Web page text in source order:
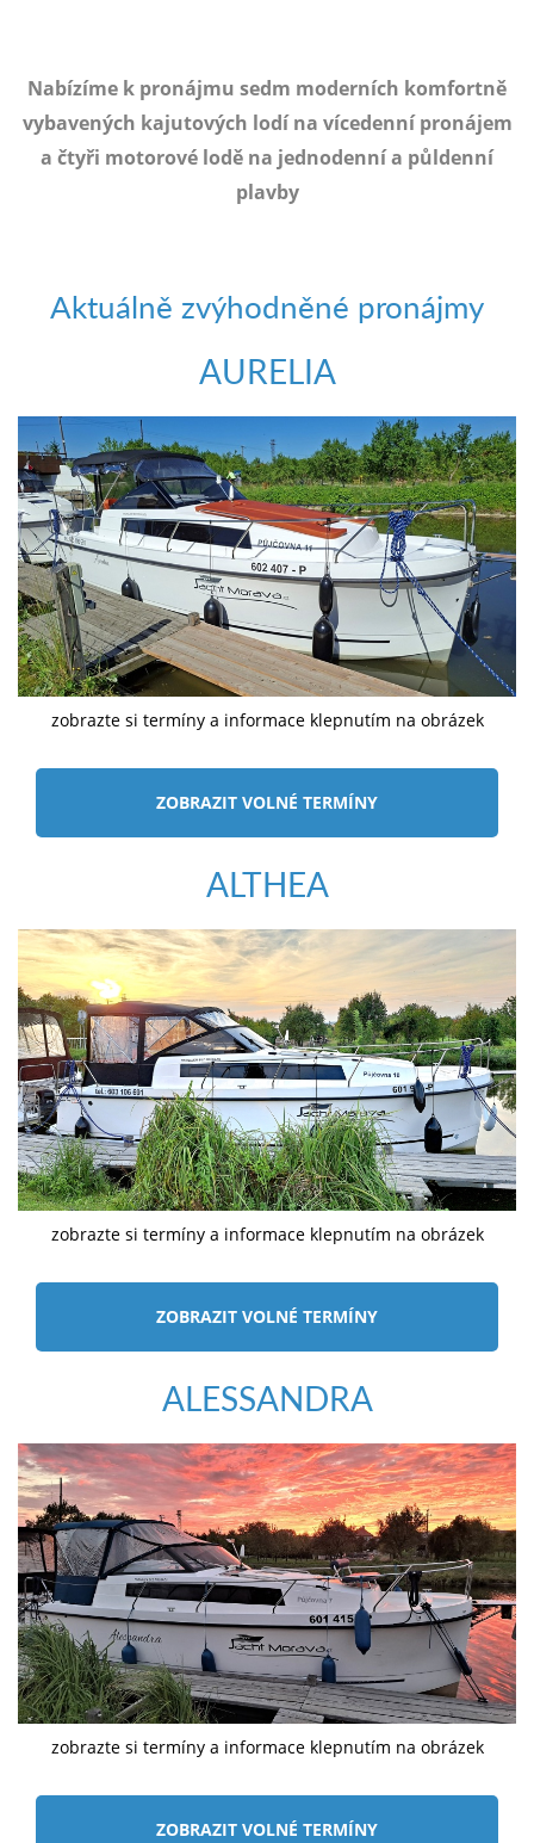
Nabízíme k pronájmu sedm moderních komfortně
vybavených kajutových lodí na vícedenní pronájem
a čtyři motorové lodě na jednodenní a půldenní
plavby
Aktuálně zvýhodněné pronájmy
AURELIA
zobrazte si termíny a informace klepnutím na obrázek
ZOBRAZIT VOLNÉ TERMÍNY
ALTHEA
zobrazte si termíny a informace klepnutím na obrázek
ZOBRAZIT VOLNÉ TERMÍNY
ALESSANDRA
zobrazte si termíny a informace klepnutím na obrázek
ZOBRAZIT VOLNÉ TERMÍNY
objednat
poukaz